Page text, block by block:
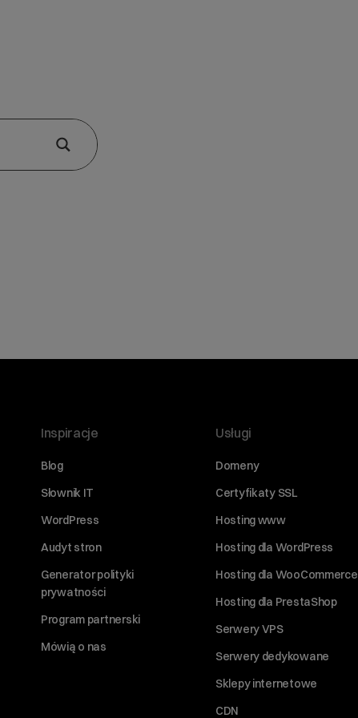
Inspiracje
Blog
Słownik IT
WordPress
Audyt stron
Generator polityki
prywatności
Program partnerski
Mówią o nas
Usługi
Domeny
Certyfikaty SSL
Hosting www
Hosting dla WordPress
Hosting dla WooCommerce
Hosting dla PrestaShop
Serwery VPS
Serwery dedykowane
Sklepy internetowe
CDN